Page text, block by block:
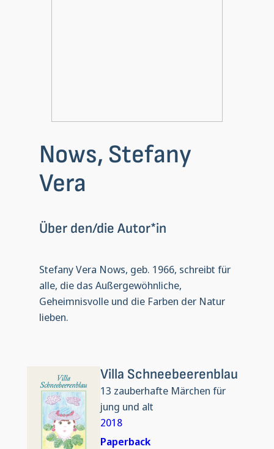
Nows, Stefany
Vera
Über den/die Autor*in
Stefany Vera Nows, geb. 1966, schreibt für
alle, die das Außergewöhnliche,
Geheimnisvolle und die Farben der Natur
lieben.
Villa Schneebeerenblau
13 zauberhafte Märchen für
jung und alt
2018
Paperback